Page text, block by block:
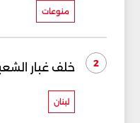
منوعات
2 خلف غبار
لبنان